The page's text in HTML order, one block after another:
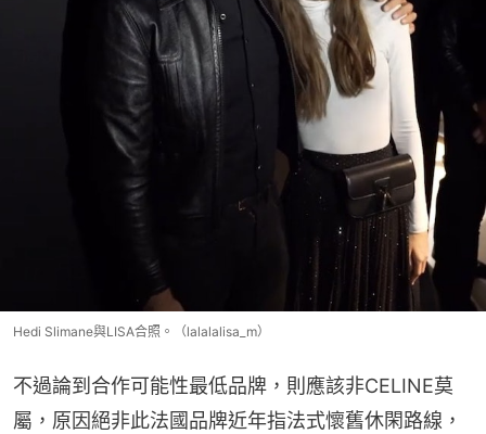
Hedi Slimane與LISA合照。（lalalalisa_m）
不過論到合作可能性最低品牌，則應該非CELINE莫
屬，原因絕非此法國品牌近年指法式懷舊休閑路線，